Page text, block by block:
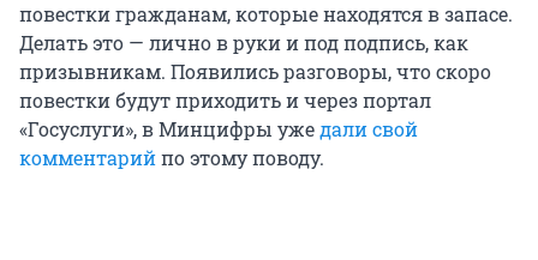
повестки гражданам, которые находятся в запасе.
Делать это — лично в руки и под подпись, как
призывникам. Появились разговоры, что скоро
повестки будут приходить и через портал
«Госуслуги», в Минцифры ужедали свой
комментарийпо этому поводу.